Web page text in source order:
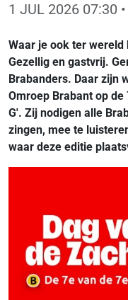
1 JUL 2026 07:30
Waar je ook ter wereld
Gezellig en gastvrij.
Brabanders. Daar zijn
Omroep Brabant op de
G'. Zij nodigen alle
zingen, mee te
waar deze editie